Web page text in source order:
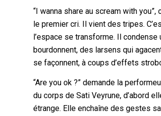
“I wanna share au scream with
le premier cri. Il vient des tripes.
l’espace se transforme. Il
bourdonnent, des larsens qui
se façonnent, à coups d’effets
“Are you ok ?” demande la
du corps de Sati Veyrune, d’abord
étrange. Elle enchaîne des gestes